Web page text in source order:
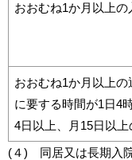
おおむね1か月以上の
おおむね1か月以上の
に要する時間が1日4
4日以上、月15日以上
(４) 同居又は長期入